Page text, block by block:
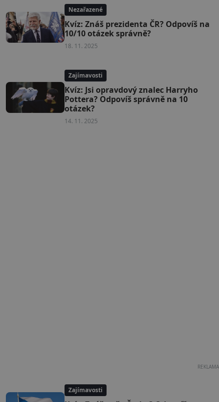
Nezařazené
Kvíz: Znáš prezidenta ČR? Odpovíš na
10/10 otázek správně?
18. 11. 2025
Zajímavosti
Kvíz: Jsi opravdový znalec Harryho
Pottera? Odpovíš správně na 10
otázek?
14. 11. 2025
REKLAMA
Zajímavosti